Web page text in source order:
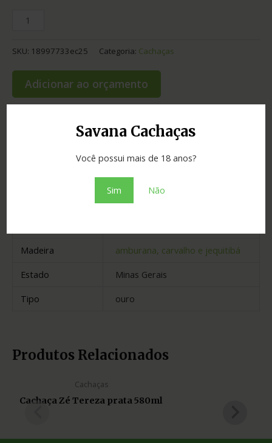
Savana Cachaças
Você possui mais de 18 anos?
Sim Não
SKU: 18997733ec25 Categoria: Cachaças
Adicionar ao orçamento
39.00
4 anos
Madeira
amburana, carvalho e jequitibá
Estado
Minas Gerais
Tipo
ouro
Produtos Relacionados
Cachaças
Cachaça Zé Tereza prata 580ml